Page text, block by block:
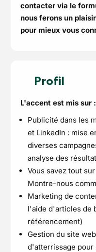
contacter via le
nous ferons un
pour mieux vous
Profil
L'accent est mis sur :
Publicité dans les
et LinkedIn : mise
diverses
analyse des
Vous savez tout
Montre-nous
Marketing de
l'aide d'articles de
référencement)
Gestion du site
d'atterrissage pour